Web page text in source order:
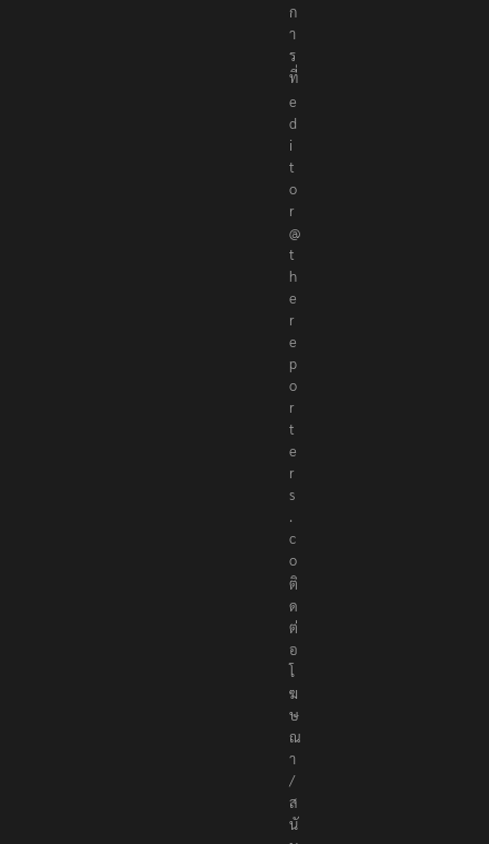
ธิ
ก
า
ร
ที่
e
d
i
t
o
r
@
t
h
e
r
e
p
o
r
t
e
r
s
.
c
o
ติ
ด
ต่
อ
โ
ฆ
ษ
ณ
า
/
ส